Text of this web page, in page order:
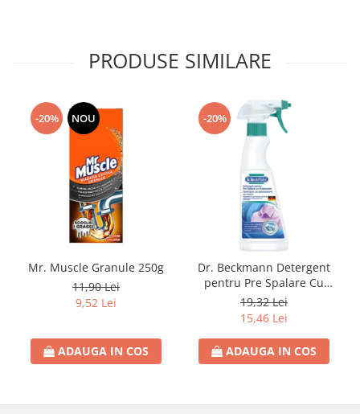
Machiaje/Pensule
Sapun
Sapun Lichid
Prezervative
PRODUSE SIMILARE
-20% NOU
Mr. Muscle Granule 250g
11,90 Lei
9,52 Lei
ADAUGA IN COS
-20%
Dr. Beckmann Detergent
pentru Pre Spalare Cu
Pulverizator 250ml
19,32 Lei
15,46 Lei
ADAUGA IN COS